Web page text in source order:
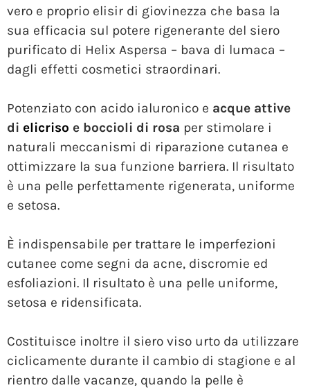
vero e proprio elisir di giovinezza che basa la
sua efficacia sul potere rigenerante del siero
purificato di Helix Aspersa – bava di lumaca –
dagli effetti cosmetici straordinari.
Potenziato con acido ialuronico e acque attive
di elicriso e boccioli di rosa per stimolare i
naturali meccanismi di riparazione cutanea e
ottimizzare la sua funzione barriera. Il risultato
è una pelle perfettamente rigenerata, uniforme
e setosa.
È indispensabile per trattare le imperfezioni
cutanee come segni da acne, discromie ed
esfoliazioni. Il risultato è una pelle uniforme,
setosa e ridensificata.
Costituisce inoltre il siero viso urto da utilizzare
ciclicamente durante il cambio di stagione e al
rientro dalle vacanze, quando la pelle è